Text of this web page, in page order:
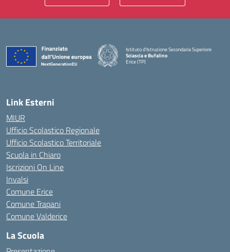
Istituto d'Istruzione Secondaria Superiore
Sciascia e Bufalino
Erice (TP)
Link Esterni
MIUR
Ufficio Scolastico Regionale
Ufficio Scolastico Territoriale
Scuola in Chiaro
Iscrizioni On Line
Invalsi
Comune Erice
Comune Trapani
Comune Valderice
La Scuola